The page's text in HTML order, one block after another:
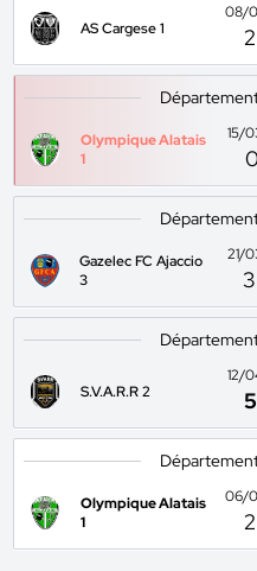
AS Cargese 1
08/
2
Olympique Alatais
1
15/
0
Gazelec FC Ajaccio
3
21/
3
S.V.A.R.R 2
12/
5
Olympique Alatais
1
06/
2